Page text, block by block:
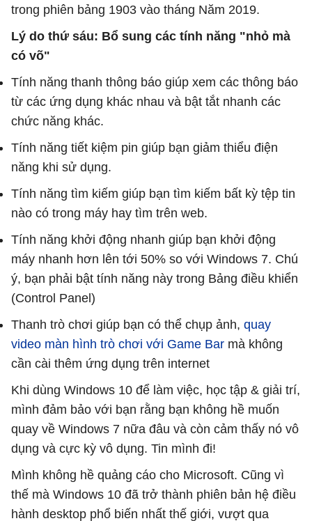
trong phiên bảng 1903 vào tháng Năm 2019.
Lý do thứ sáu: Bổ sung các tính năng "nhỏ mà
có võ"
Tính năng thanh thông báo giúp xem các thông báo
từ các ứng dụng khác nhau và bật tắt nhanh các
chức năng khác.
Tính năng tiết kiệm pin giúp bạn giảm thiểu điện
năng khi sử dụng.
Tính năng tìm kiếm giúp bạn tìm kiếm bất kỳ tệp tin
nào có trong máy hay tìm trên web.
Tính năng khởi động nhanh giúp bạn khởi động
máy nhanh hơn lên tới 50% so với Windows 7. Chú
ý, bạn phải bật tính năng này trong Bảng điều khiển
(Control Panel)
Thanh trò chơi giúp bạn có thể chụp ảnh, quay
video màn hình trò chơi với Game Bar mà không
cần cài thêm ứng dụng trên internet
Khi dùng Windows 10 để làm việc, học tập & giải trí,
mình đảm bảo với bạn rằng bạn không hề muốn
quay về Windows 7 nữa đâu và còn cảm thấy nó vô
dụng và cực kỳ vô dụng. Tin mình đi!
Mình không hề quảng cáo cho Microsoft. Cũng vì
thế mà Windows 10 đã trở thành phiên bản hệ điều
hành desktop phổ biến nhất thế giới, vượt qua